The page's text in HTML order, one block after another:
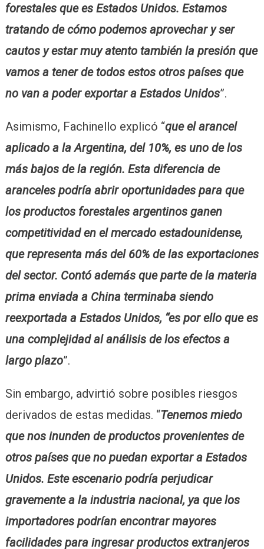
forestales que es Estados Unidos. Estamos
tratando de cómo podemos aprovechar y ser
cautos y estar muy atento también la presión que
vamos a tener de todos estos otros países que
no van a poder exportar a Estados Unidos”.
Asimismo, Fachinello explicó “que el arancel
aplicado a la Argentina, del 10%, es uno de los
más bajos de la región. Esta diferencia de
aranceles podría abrir oportunidades para que
los productos forestales argentinos ganen
competitividad en el mercado estadounidense,
que representa más del 60% de las exportaciones
del sector. Contó además que parte de la materia
prima enviada a China terminaba siendo
reexportada a Estados Unidos, “es por ello que es
una complejidad al análisis de los efectos a
largo plazo”.
Sin embargo, advirtió sobre posibles riesgos
derivados de estas medidas. “Tenemos miedo
que nos inunden de productos provenientes de
otros países que no puedan exportar a Estados
Unidos. Este escenario podría perjudicar
gravemente a la industria nacional, ya que los
importadores podrían encontrar mayores
facilidades para ingresar productos extranjeros